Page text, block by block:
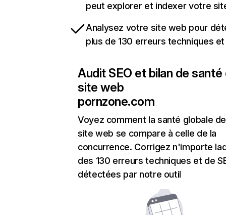
peut explorer et indexer votre
Analysez votre site web pour
plus de 130 erreurs techniques et
Audit SEO et bilan de santé
site web
pornzone.com
Voyez comment la santé globale
site web se compare à celle de la
concurrence. Corrigez n'importe
des 130 erreurs techniques et de
détectées par notre outil